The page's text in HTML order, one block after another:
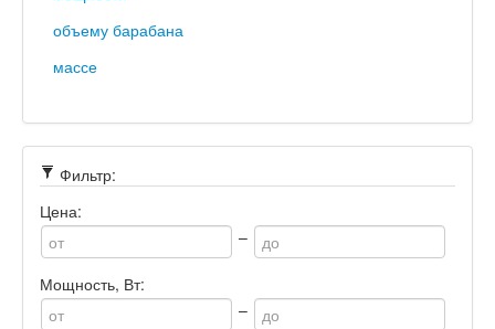
объему барабана
массе
Фильтр:
Цена:
–
Мощность, Вт:
–